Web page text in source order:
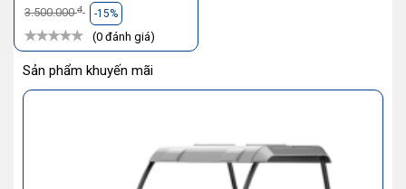
3.500.000đ -15%
(0 đánh giá)
Sản phẩm khuyến mãi